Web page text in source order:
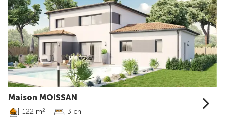
Maison MOISSAN
122 m2 3 ch